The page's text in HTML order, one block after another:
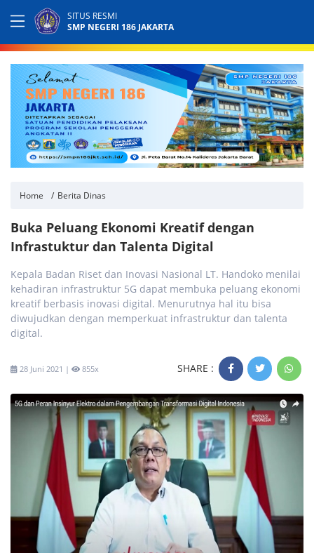
SITUS RESMI
SMP NEGERI 186 JAKARTA
Home Berita Dinas
Buka Peluang Ekonomi Kreatif dengan
Infrastuktur dan Talenta Digital
Kepala Badan Riset dan Inovasi Nasional LT. Handoko menilai
kehadiran infrastruktur 5G dapat membuka peluang ekonomi
kreatif berbasis inovasi digital. Menurutnya hal itu bisa
diwujudkan dengan memperkuat infrastruktur dan talenta
digital.
28 Juni 2021 | 855x SHARE :